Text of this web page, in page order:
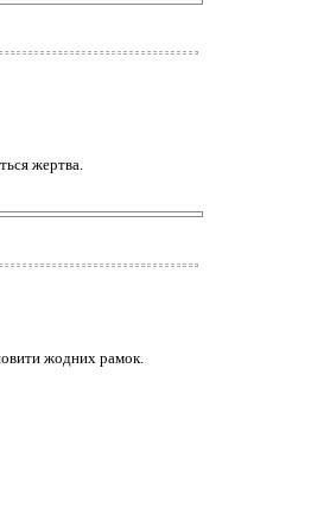
жертва.
жодних рамок.